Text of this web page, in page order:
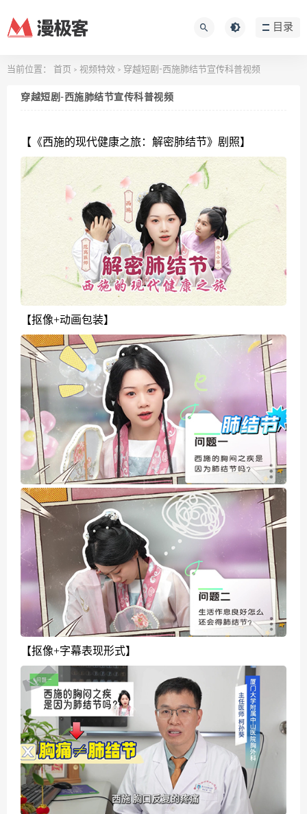
目录
当前位置： 首页 > 视频特效 > 穿越短剧-西施肺结节宣传科普视频
穿越短剧-西施肺结节宣传科普视频
【《西施的现代健康之旅：解密肺结节》剧照】
【抠像+动画包装】
【抠像+字幕表现形式】